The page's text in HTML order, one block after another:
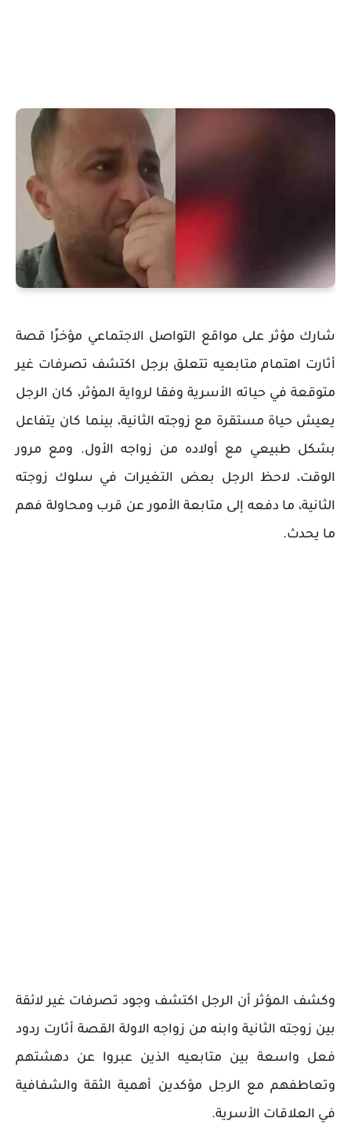
شارك مؤثر على مواقع التواصل الاجتماعي مؤخرًا قصة
أثارت اهتمام متابعيه تتعلق برجل اكتشف تصرفات غير
متوقعة في حياته الأسرية وفقا لرواية المؤثر، كان الرجل
يعيش حياة مستقرة مع زوجته الثانية، بينما كان يتفاعل
بشكل طبيعي مع أولاده من زواجه الأول. ومع مرور
الوقت، لاحظ الرجل بعض التغيرات في سلوك زوجته
الثانية، ما دفعه إلى متابعة الأمور عن قرب ومحاولة فهم
ما يحدث.
وكشف المؤثر أن الرجل اكتشف وجود تصرفات غير لائقة
بين زوجته الثانية وابنه من زواجه الاولة القصة أثارت ردود
فعل واسعة بين متابعيه الذين عبروا عن دهشتهم
وتعاطفهم مع الرجل مؤكدين أهمية الثقة والشفافية
في العلاقات الأسرية.